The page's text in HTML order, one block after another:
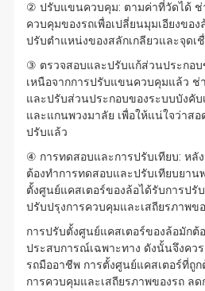
② ปรับแขนควบคุม: ตามค่าที่วัดได้ ช่
ควบคุมของรถเพื่อเปลี่ยนมุมเอียงขอ
ปรับตำแหน่งของสลักเกลียวและจุดเ
③ ตรวจสอบและปรับแก้ส่วนประกอบ
เหนือจากการปรับแขนควบคุมแล้ว ช่
และปรับส่วนประกอบของระบบบังคับ
และแกนพวงมาลัย เพื่อให้แน่ใจว่าส
ปรับแล้ว
④ การทดสอบและการปรับเทียบ: หลั
ต้องทำการทดสอบและปรับเทียบยาน
ตั้งศูนย์แคสเตอร์ของล้อได้รับการป
ปรับปรุงการควบคุมและเสถียรภาพข
การปรับตั้งศูนย์แคสเตอร์ของล้อมักต้
ประสบการณ์เฉพาะทาง ดังนั้นจึงคว
รถมืออาชีพ การตั้งศูนย์แคสเตอร์ที่ถู
การควบคุมและเสถียรภาพของรถ ล